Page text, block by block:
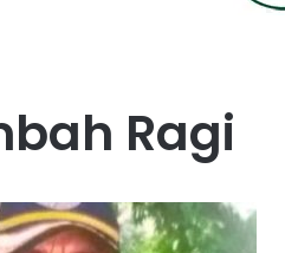
Ragi